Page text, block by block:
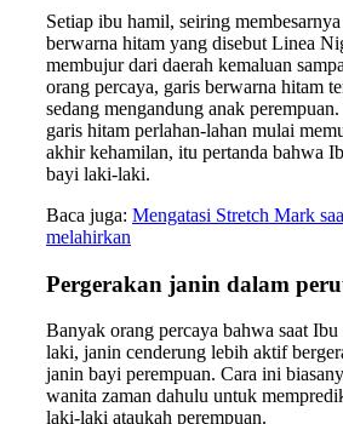
Setiap ibu hamil, seiring
berwarna hitam yang disebut Linea
membujur dari daerah kemaluan
orang percaya, garis berwarna hitam
sedang mengandung anak
garis hitam perlahan-lahan mulai
akhir kehamilan, itu pertanda bahwa
bayi laki-laki.
Baca juga: Mengatasi Stretch Mark
melahirkan
Pergerakan janin dalam
Banyak orang percaya bahwa saat
laki, janin cenderung lebih aktif
janin bayi perempuan. Cara ini
wanita zaman dahulu untuk
laki-laki ataukah perempuan.